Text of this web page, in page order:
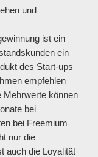
und
ist ein
ein
des Start-ups
empfehlen
Mehrwerte können
bei
bei Freemium
nur die
auch die Loyalität